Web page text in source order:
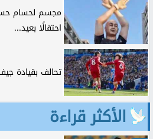
مجسم لحسام
احتفالًا بعيد...
تحالف بقيادة
الأكثر قراءة